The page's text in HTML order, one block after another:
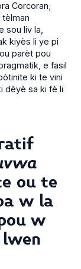
Corcoran;
tèlman
sou liv la,
kiyès li ye pi
parèt pou
e fasil
ki te vini
dèyè sa ki fè li
ou te
w la
w